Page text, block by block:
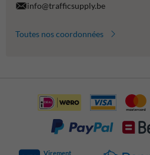
info@trafficsupply.be
Toutes nos coordonnées
Virement